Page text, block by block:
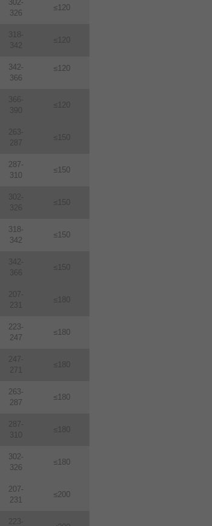
302-
326
≤120
318-
342
≤120
342-
366
≤120
366-
390
≤120
263-
287
≤150
287-
310
≤150
302-
326
≤150
318-
342
≤150
342-
366
≤150
207-
231
≤180
223-
247
≤180
247-
271
≤180
263-
287
≤180
287-
310
≤180
302-
326
≤180
207-
231
≤200
223-